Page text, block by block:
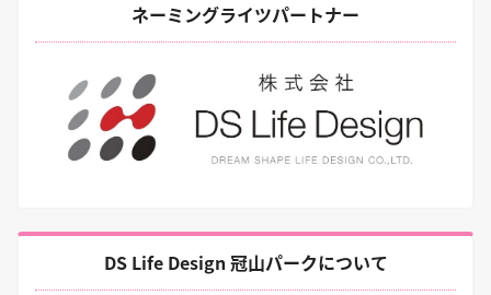
ネーミングライツパートナー
DS Life Design 冠山パークについて